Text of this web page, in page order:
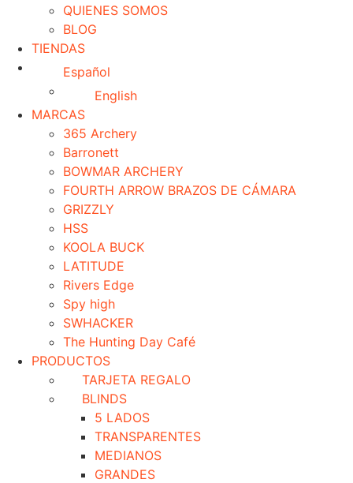
QUIENES SOMOS
BLOG
TIENDAS
Español
English
MARCAS
365 Archery
Barronett
BOWMAR ARCHERY
FOURTH ARROW BRAZOS DE CÁMARA
GRIZZLY
HSS
KOOLA BUCK
LATITUDE
Rivers Edge
Spy high
SWHACKER
The Hunting Day Café
PRODUCTOS
TARJETA REGALO
BLINDS
5 LADOS
TRANSPARENTES
MEDIANOS
GRANDES